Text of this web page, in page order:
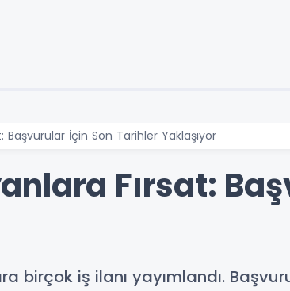
Başvurular İçin Son Tarihler Yaklaşıyor
Fırsat:
birçok iş ilanı yayımlandı.